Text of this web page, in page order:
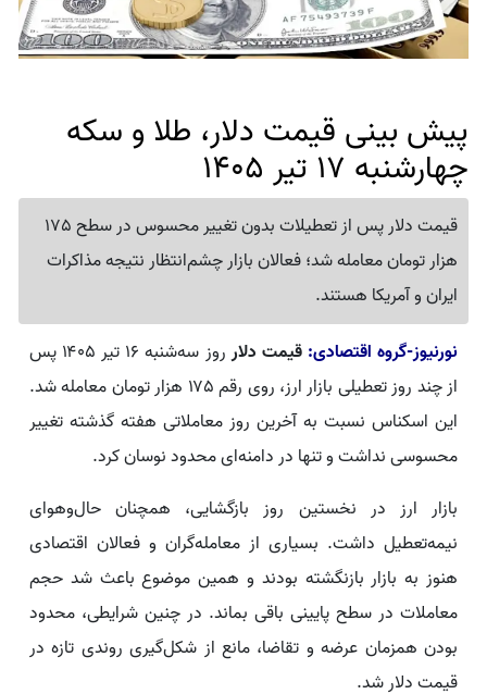
پیش بینی قیمت دلار، طلا و سکه
چهارشنبه 17 تیر 1405
قیمت دلار پس از تعطیلات بدون تغییر محسوس در سطح 175
هزار تومان معامله شد؛ فعالان بازار چشم‌انتظار نتیجه مذاکرات
ایران و آمریکا هستند.
نورنیوز-گروه اقتصادی: قیمت دلار
روز سه‌شنبه ۱۶ تیر ۱۴۰۵ پس
از چند روز تعطیلی بازار ارز، روی رقم ۱۷۵ هزار تومان معامله شد.
این اسکناس نسبت به آخرین روز معاملاتی هفته گذشته تغییر
محسوسی نداشت و تنها در دامنه‌ای محدود نوسان کرد.
بازار ارز در نخستین روز بازگشایی، همچنان حال‌وهوای
نیمه‌تعطیل داشت. بسیاری از معامله‌گران و فعالان اقتصادی
هنوز به بازار بازنگشته بودند و همین موضوع باعث شد حجم
معاملات در سطح پایینی باقی بماند. در چنین شرایطی، محدود
بودن همزمان عرضه و تقاضا، مانع از شکل‌گیری روندی تازه در
قیمت دلار شد.